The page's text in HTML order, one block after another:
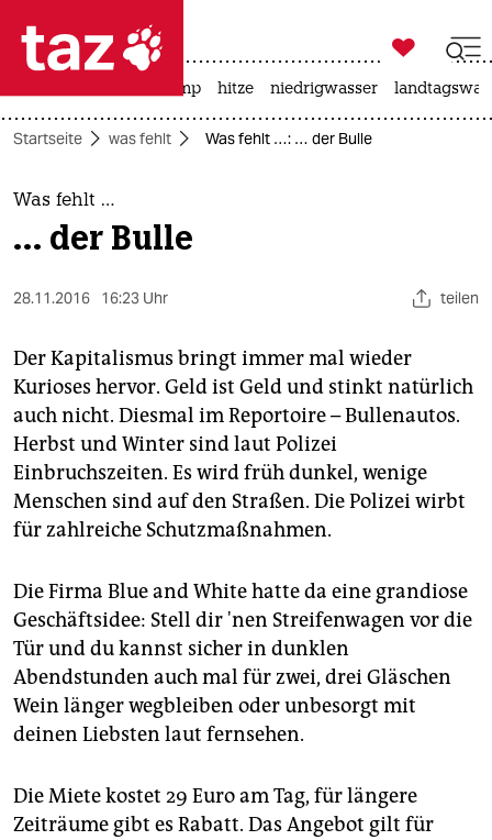
 taz zahl ich
taz zahl ich
themen
politik
öko
gesellschaft
kultur
sport
berlin
nord
wahrheit
verlag
verlag
veranstaltungen
fragen & hilfe

taz zahl ich
usa unter trump hitze niedrigwasser
Startseite was fehlt Was fehlt …: … der Bulle
Was fehlt …
… der Bulle
28.11.2016 16:23 Uhr teilen
Der Kapitalismus bringt immer mal wieder
Kurioses hervor. Geld ist Geld und stinkt natürlich
auch nicht. Diesmal im Reportoire – Bullenautos.
Herbst und Winter sind laut Polizei
Einbruchszeiten. Es wird früh dunkel, wenige
Menschen sind auf den Straßen. Die Polizei wirbt
für zahlreiche Schutzmaßnahmen.
Die Firma Blue and White hatte da eine grandiose
Geschäftsidee: Stell dir 'nen Streifenwagen vor die
Tür und du kannst sicher in dunklen
Abendstunden auch mal für zwei, drei Gläschen
Wein länger wegbleiben oder unbesorgt mit
deinen Liebsten laut fernsehen.
Die Miete kostet 29 Euro am Tag, für längere
Zeiträume gibt es Rabatt. Das Angebot gilt für